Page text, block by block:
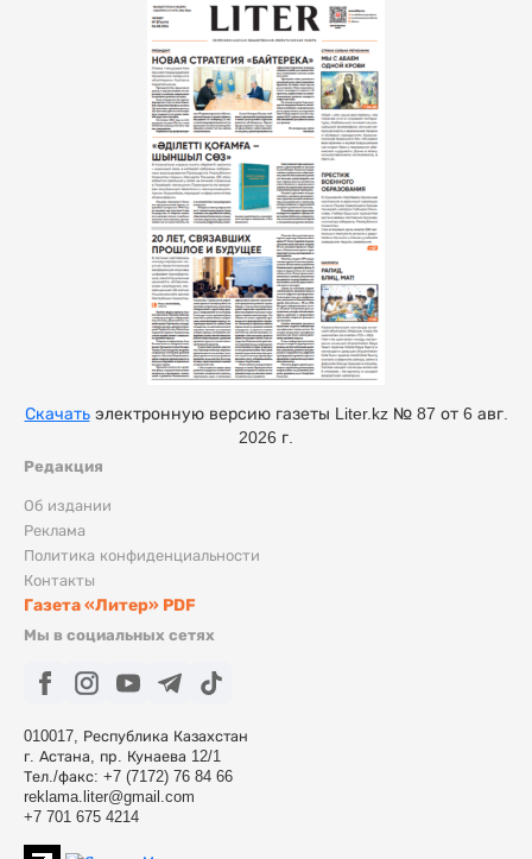
Редакция
Об издании
Реклама
Политика конфиденциальности
Контакты
Газета «Литер» PDF
Мы в социальных сетях
010017, Республика Казахстан
г. Астана, пр. Кунаева 12/1
Тел./факс: +7 (7172) 76 84 66
reklama.liter@gmail.com
+7 701 675 4214
Скачатьэлектронную версию газеты Liter.kz № 87 от 6 авг.
2026 г.